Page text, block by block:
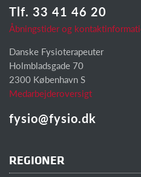
Tlf. 33 41 46 20
Åbningstider og
Danske Fysioterapeuter
Holmbladsgade 70
2300 København S
Medarbejderoversigt
fysio@fysio.dk
REGIONER